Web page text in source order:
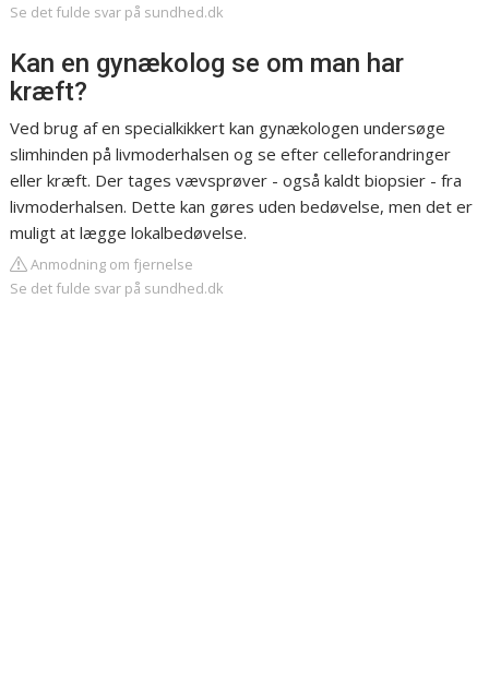
Se det fulde svar på sundhed.dk
Kan en gynækolog se om man har
kræft?
Ved brug af en specialkikkert kan gynækologen undersøge
slimhinden på livmoderhalsen og se efter celleforandringer
eller kræft. Der tages vævsprøver - også kaldt biopsier - fra
livmoderhalsen. Dette kan gøres uden bedøvelse, men det er
muligt at lægge lokalbedøvelse.
Anmodning om fjernelse
Se det fulde svar på sundhed.dk